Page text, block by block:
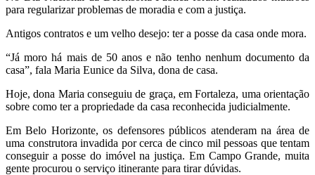
para regularizar problemas de moradia e com a justiça.
Antigos contratos e um velho desejo: ter a posse da casa onde mora.
“Já moro há mais de 50 anos e não tenho nenhum documento da
casa”, fala Maria Eunice da Silva, dona de casa.
Hoje, dona Maria conseguiu de graça, em Fortaleza, uma orientação
sobre como ter a propriedade da casa reconhecida judicialmente.
Em Belo Horizonte, os defensores públicos atenderam na área de
uma construtora invadida por cerca de cinco mil pessoas que tentam
conseguir a posse do imóvel na justiça. Em Campo Grande, muita
gente procurou o serviço itinerante para tirar dúvidas.